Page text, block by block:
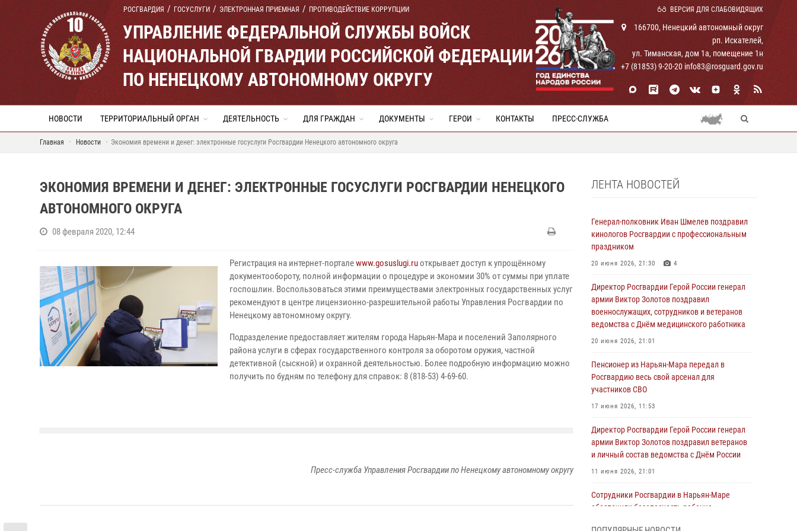
РОСГВАРДИЯ ГОСУСЛУГИ ЭЛЕКТРОННАЯ ПРИЕМНАЯ ПРОТИВОДЕЙСТВИЕ КОРРУПЦИИ ВЕРСИЯ ДЛЯ СЛАБОВИДЯЩИХ
УПРАВЛЕНИЕ ФЕДЕРАЛЬНОЙ СЛУЖБЫ ВОЙСК
НАЦИОНАЛЬНОЙ ГВАРДИИ РОССИЙСКОЙ ФЕДЕРАЦИИ
ПО НЕНЕЦКОМУ АВТОНОМНОМУ ОКРУГУ
166700, Ненецкий автономный округ
рп. Искателей,
ул. Тиманская, дом 1а, помещение 1н
+7 (81853) 9-20-20 info83@rosguard.gov.ru
НОВОСТИ ТЕРРИТОРИАЛЬНЫЙ ОРГАН ДЕЯТЕЛЬНОСТЬ ДЛЯ ГРАЖДАН ДОКУМЕНТЫ ГЕРОИ КОНТАКТЫ ПРЕСС-СЛУЖБА
Главная Новости Экономия времени и денег: электронные госуслуги Росгвардии Ненецкого автономного округа
ЭКОНОМИЯ ВРЕМЕНИ И ДЕНЕГ: ЭЛЕКТРОННЫЕ ГОСУСЛУГИ РОСГВАРДИИ НЕНЕЦКОГО
АВТОНОМНОГО ОКРУГА
08 февраля 2020, 12:44
Регистрация на интернет-порталеwww.gosuslugi.ruоткрывает доступ к упрощённому
документообороту, полной информации о процедуре и экономии 30% от суммы при уплате
госпошлин. Воспользоваться этими преимуществами электронных государственных услуг
рекомендуют в центре лицензионно-разрешительной работы Управления Росгвардии по
Ненецкому автономному округу.
Подразделение предоставляет жителям города Нарьян-Мара и поселений Заполярного
района услуги в сферах государственного контроля за оборотом оружия, частной
детективной (сыскной) и охранной деятельностью. Более подробную информацию можно
получить по будням по телефону для справок: 8 (818-53) 4-69-60.
Пресс-служба Управления Росгвардии по Ненецкому автономному округу
ЛЕНТА НОВОСТЕЙ
Генерал-полковник Иван Шмелев поздравил
кинологов Росгвардии с профессиональным
праздником
20 июня 2026, 21:30 4
Директор Росгвардии Герой России генерал
армии Виктор Золотов поздравил
военнослужащих, сотрудников и ветеранов
ведомства с Днём медицинского работника
20 июня 2026, 21:01
Пенсионер из Нарьян-Мара передал в
Росгвардию весь свой арсенал для
участников СВО
17 июня 2026, 11:53
Директор Росгвардии Герой России генерал
армии Виктор Золотов поздравил ветеранов
и личный состав ведомства с Днём России
11 июня 2026, 21:01
Сотрудники Росгвардии в Нарьян-Маре
обеспечили безопасность ребенка,